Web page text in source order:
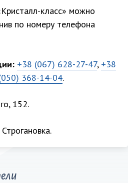
класс» можно
по номеру телефона
+38 (067) 628-27-47, +38
368-14-04.
152.
Строгановка.